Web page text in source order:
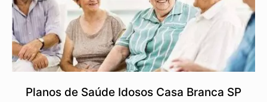
Planos de Saúde Idosos Casa Branca SP